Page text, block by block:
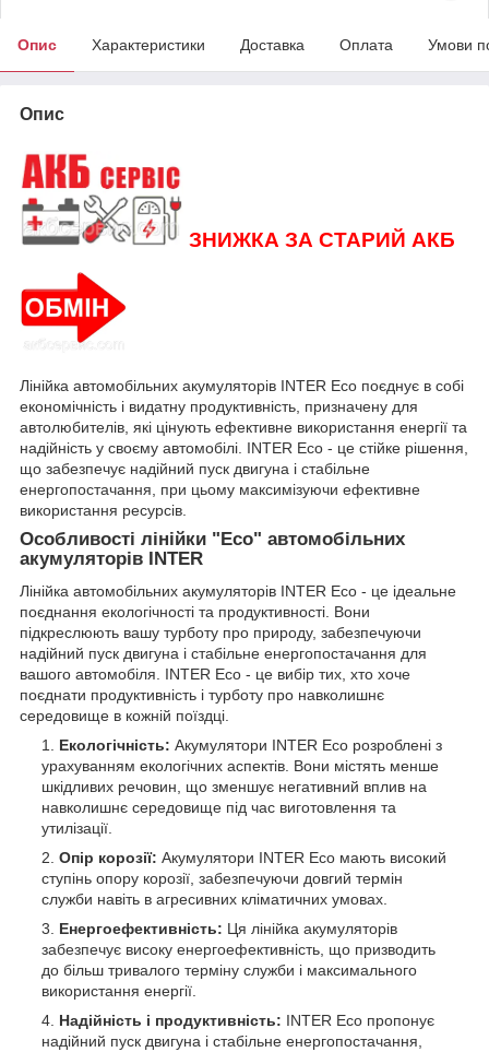
Опис Характеристики Доставка Оплата Умови
Опис
ЗНИЖКА ЗА СТАРИЙ АКБ
Лінійка автомобільних акумуляторів INTER Eco поєднує в собі
економічність і видатну продуктивність, призначену для
автолюбителів, які цінують ефективне використання енергії та
надійність у своєму автомобілі. INTER Eco - це стійке рішення,
що забезпечує надійний пуск двигуна і стабільне
енергопостачання, при цьому максимізуючи ефективне
використання ресурсів.
Особливості лінійки "Eco" автомобільних
акумуляторів INTER
Лінійка автомобільних акумуляторів INTER Eco - це ідеальне
поєднання екологічності та продуктивності. Вони
підкреслюють вашу турботу про природу, забезпечуючи
надійний пуск двигуна і стабільне енергопостачання для
вашого автомобіля. INTER Eco - це вибір тих, хто хоче
поєднати продуктивність і турботу про навколишнє
середовище в кожній поїздці.
Екологічність: Акумулятори INTER Eco розроблені з
урахуванням екологічних аспектів. Вони містять менше
шкідливих речовин, що зменшує негативний вплив на
навколишнє середовище під час виготовлення та
утилізації.
Опір корозії: Акумулятори INTER Eco мають високий
ступінь опору корозії, забезпечуючи довгий термін
служби навіть в агресивних кліматичних умовах.
Енергоефективність: Ця лінійка акумуляторів
забезпечує високу енергоефективність, що призводить
до більш тривалого терміну служби і максимального
використання енергії.
Надійність і продуктивність: INTER Eco пропонує
надійний пуск двигуна і стабільне енергопостачання,